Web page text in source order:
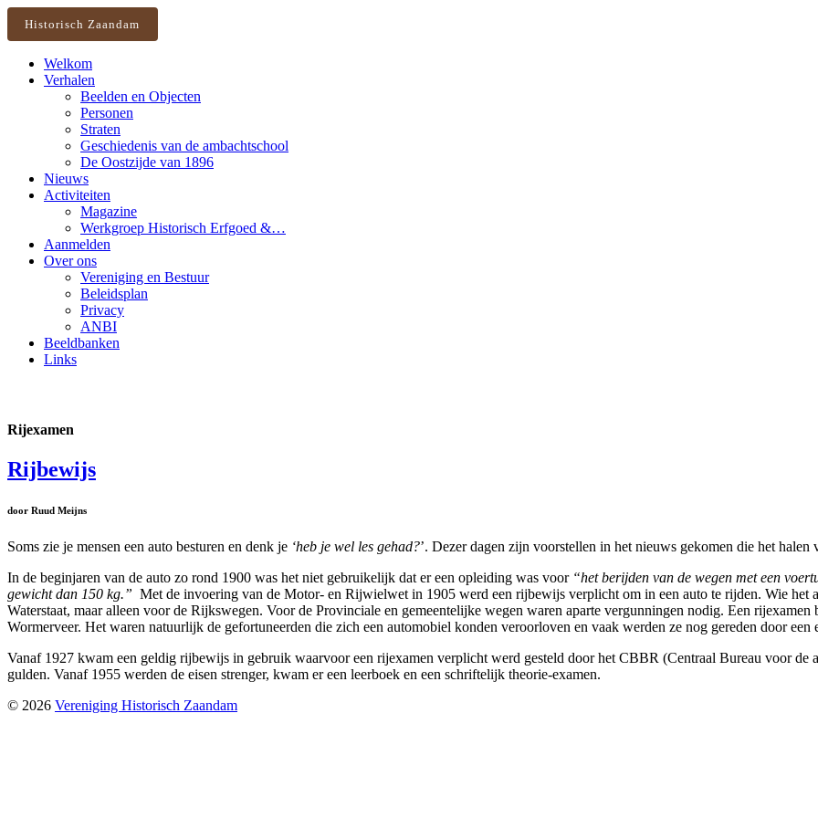
Historisch Zaandam
Welkom
Verhalen
Beelden en Objecten
Personen
Straten
Geschiedenis van de ambachtschool
De Oostzijde van 1896
Nieuws
Activiteiten
Magazine
Werkgroep Historisch Erfgoed &…
Aanmelden
Over ons
Vereniging en Bestuur
Beleidsplan
Privacy
ANBI
Beeldbanken
Links
Rijexamen
Rijbewijs
door Ruud Meijns
Soms zie je mensen een auto besturen en denk je ‘heb je wel les gehad?’. Dezer dagen zijn voorstellen in het nieuws gekomen die het
In de beginjaren van de auto zo rond 1900 was het niet gebruikelijk dat er een opleiding was voor “het berijden van de wegen met een
gewicht dan 150 kg.” Met de invoering van de Motor- en Rijwielwet in 1905 werd een rijbewijs verplicht om in een auto te rijden. Wie het
Waterstaat, maar alleen voor de Rijkswegen. Voor de Provinciale en gemeentelijke wegen waren aparte vergunningen nodig. Een
Wormerveer. Het waren natuurlijk de gefortuneerden die zich een automobiel konden veroorloven en vaak werden ze nog gereden door een
Vanaf 1927 kwam een geldig rijbewijs in gebruik waarvoor een rijexamen verplicht werd gesteld door het CBBR (Centraal Bureau voor
gulden. Vanaf 1955 werden de eisen strenger, kwam er een leerboek en een schriftelijk theorie-examen.
© 2026 Vereniging Historisch Zaandam